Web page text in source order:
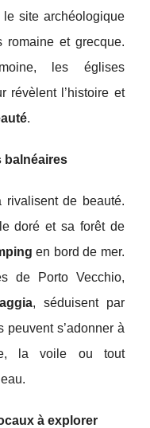
le site archéologique
romaine et grecque.
les églises
révèlent l’histoire et
.
balnéaires
rivalisent de beauté.
doré et sa forêt de
en bord de mer.
de Porto Vecchio,
, séduisent par
peuvent s’adonner à
la voile ou tout
à explorer